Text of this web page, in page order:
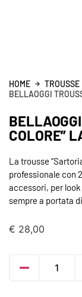
HOME
TROUSSE
BELLAOGGI
COLORE”
La trousse
professionale con
accessori, per
sempre a portata
€ 28,00